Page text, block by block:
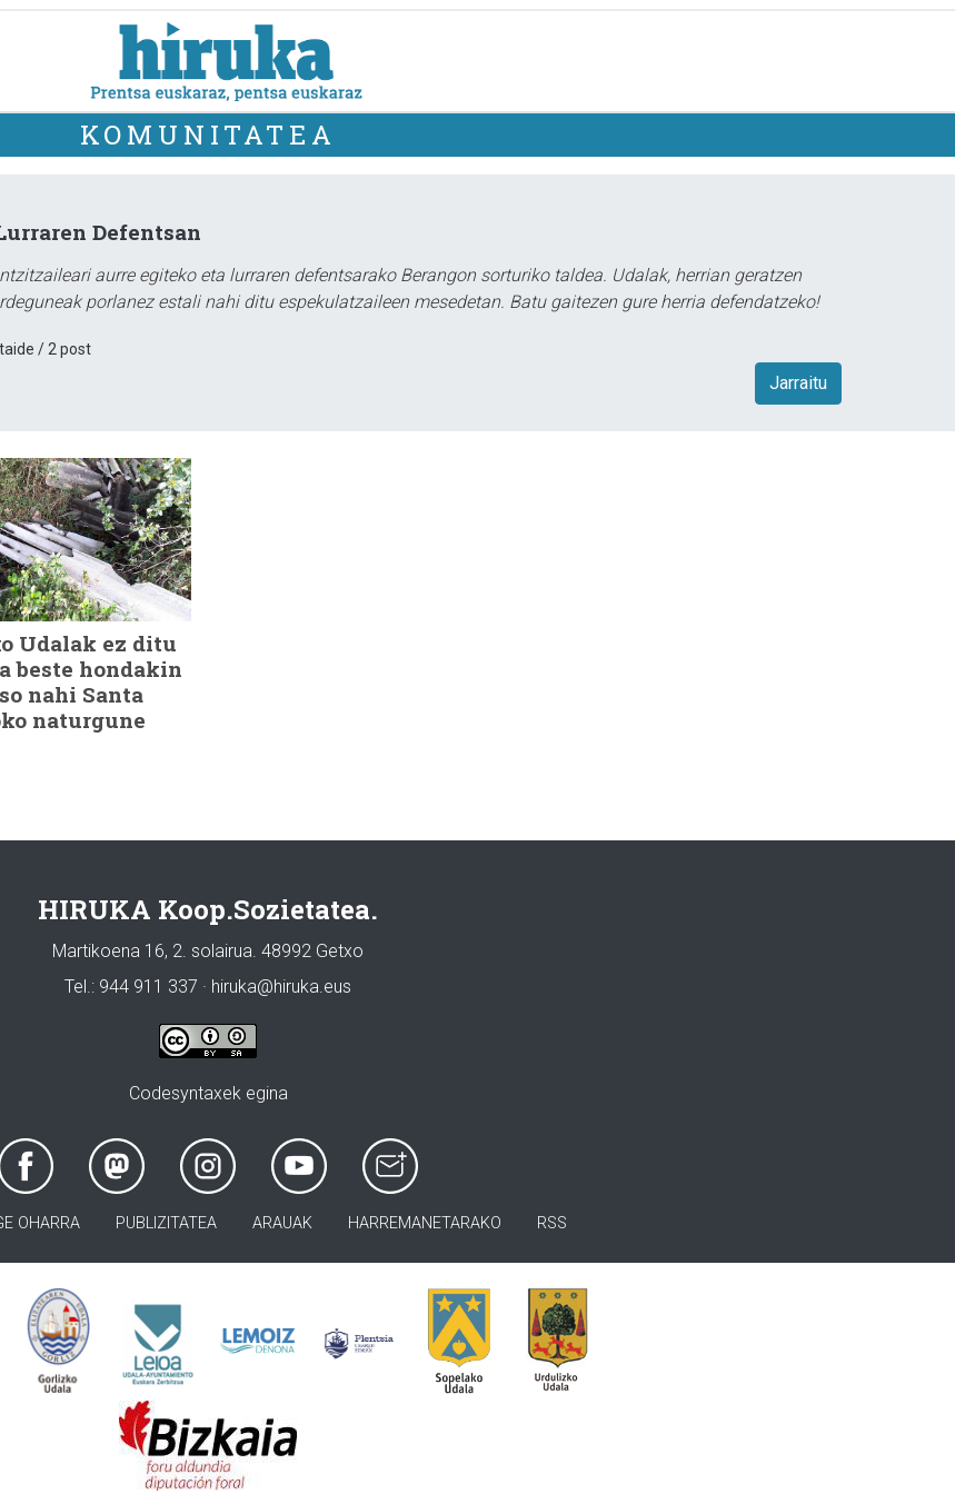
KOMUNITATEA
Defentsan
aurre egiteko eta lurraren defentsarako Berangon sorturiko taldea. Udalak, herrian geratzen
porlanez estali nahi ditu espekulatzaileen mesedetan. Batu gaitezen gure herria defendatzeko!
/ 2 post
Jarraitu
Udalak ez ditu
beste hondakin
nahi Santa
naturgune
HIRUKA Koop.Sozietatea.
Martikoena 16, 2. solairua. 48992 Getxo
Tel.: 944 911 337 · hiruka@hiruka.eus
Codesyntaxek egina
OHARRA PUBLIZITATEA ARAUAK HARREMANETARAKO RSS